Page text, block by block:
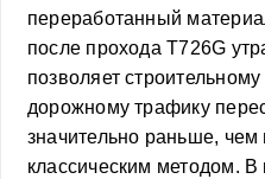
переработанный
после прохода T726G
позволяет
дорожному трафику
значительно раньше,
классическим методом. В